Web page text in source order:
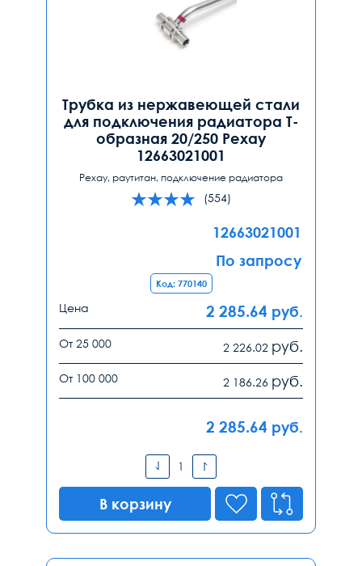
Трубка из нержавеющей стали
для подключения радиатора Т-
образная 20/250 Рехау
12663021001
Рехау, раутитан, подключение радиатора
(554)
12663021001
По запросу
Код: 770140
Цена 2 285.64 руб.
От 25 000 2 226.02 руб.
От 100 000 2 186.26 руб.
2 285.64 руб.
В корзину